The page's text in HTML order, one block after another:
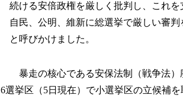
続ける安倍政権を厳しく批判し、
これを
自民、公明、 維新に総選挙で厳しい審判
と呼びかけました。
暴走の核心である安保法制（戦争法）
6選挙区（5日現在）で小選挙区の立候補を